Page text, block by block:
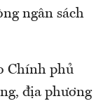
ngân sách
Chính phủ
địa phương